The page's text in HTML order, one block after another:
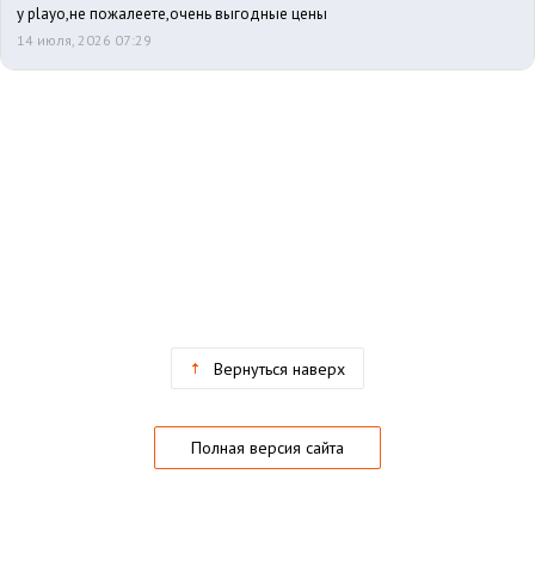
у playo,не пожалеете,очень выгодные цены
14 июля, 2026 07:29
Вернуться наверх
Полная версия сайта